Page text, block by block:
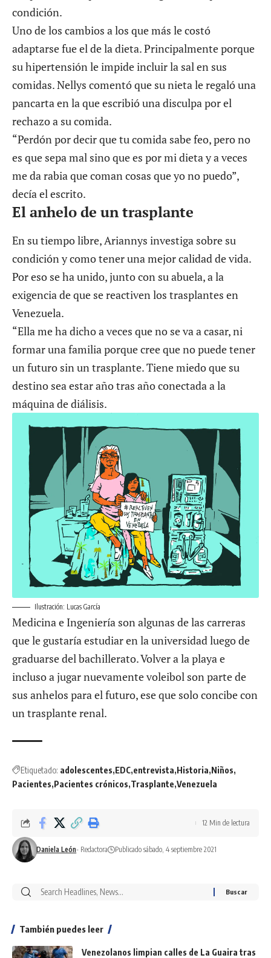
condición.
Uno de los cambios a los que más le costó
adaptarse fue el de la dieta. Principalmente porque
su hipertensión le impide incluir la sal en sus
comidas. Nellys comentó que su nieta le regaló una
pancarta en la que escribió una disculpa por el
rechazo a su comida.
“Perdón por decir que tu comida sabe feo, pero no
es que sepa mal sino que es por mi dieta y a veces
me da rabia que coman cosas que yo no puedo”,
decía el escrito.
El anhelo de un trasplante
En su tiempo libre, Ariannys investiga sobre su
condición y como tener una mejor calidad de vida.
Por eso se ha unido, junto con su abuela, a la
exigencia de que se reactiven los trasplantes en
Venezuela.
“Ella me ha dicho a veces que no se va a casar, ni
formar una familia porque cree que no puede tener
un futuro sin un trasplante. Tiene miedo que su
destino sea estar año tras año conectada a la
máquina de diálisis.
Ilustración: Lucas García
Medicina e Ingeniería son algunas de las carreras
que le gustaría estudiar en la universidad luego de
graduarse del bachillerato. Volver a la playa e
incluso a jugar nuevamente voleibol son parte de
sus anhelos para el futuro, ese que solo concibe con
un trasplante renal.
Etiquetado: adolescentes EDC entrevista Historia Niños
Pacientes Pacientes crónicos Trasplante Venezuela
Daniela León- Redactora Publicado sábado, 4 septiembre 2021
12 Min de lectura
También puedes leer
Venezolanos limpian calles de La Guaira tras